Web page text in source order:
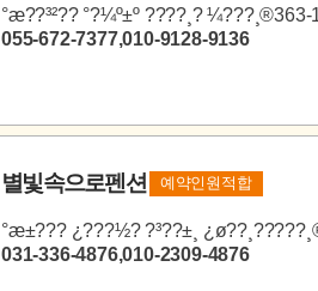
°æ??³²?? °?¼º±º ????¸? ¼???¸®363-
055-672-7377,010-9128-9136
별빛속으로펜션 예약인원적합
°æ±??? ¿???½? ?³??±¸
031-336-4876,010-2309-4876